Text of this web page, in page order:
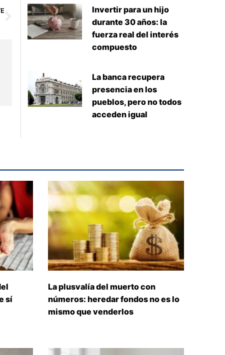
Siguiente
Invertir para un hijo
durante 30 años: la
fuerza real del interés
compuesto
La banca recupera
presencia en los
pueblos, pero no todos
acceden igual
sí
La plusvalía del muerto con
números: heredar fondos no es lo
mismo que venderlos